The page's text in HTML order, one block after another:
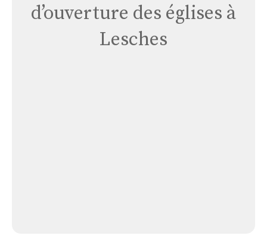
d’ouverture des églises à
Lesches